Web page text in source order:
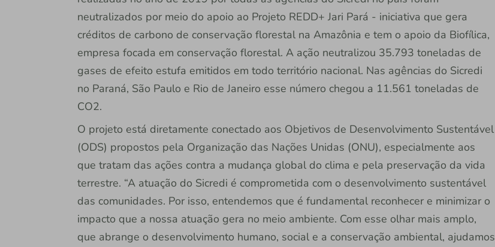
neutralizados por meio do apoio ao Projeto REDD+ Jari Pará - iniciativa que gera
créditos de carbono de conservação florestal na Amazônia e tem o apoio da Biofílica,
empresa focada em conservação florestal. A ação neutralizou 35.793 toneladas de
gases de efeito estufa emitidos em todo território nacional. Nas agências do Sicredi
no Paraná, São Paulo e Rio de Janeiro esse número chegou a 11.561 toneladas de
CO2.
O projeto está diretamente conectado aos Objetivos de Desenvolvimento Sustentável
(ODS) propostos pela Organização das Nações Unidas (ONU), especialmente aos
que tratam das ações contra a mudança global do clima e pela preservação da vida
terrestre. “A atuação do Sicredi é comprometida com o desenvolvimento sustentável
das comunidades. Por isso, entendemos que é fundamental reconhecer e minimizar o
impacto que a nossa atuação gera no meio ambiente. Com esse olhar mais amplo,
que abrange o desenvolvimento humano, social e a conservação ambiental, ajudamos